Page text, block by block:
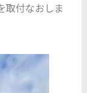
取付なおしま